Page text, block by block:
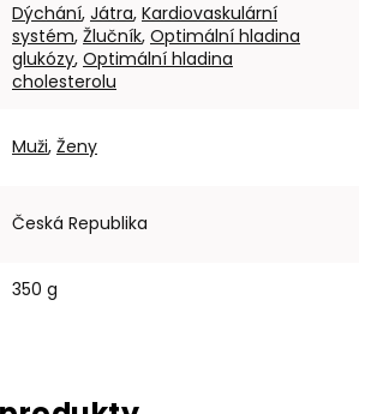
Dýchání, Játra, Kardiovaskulární
systém, Žlučník, Optimální hladina
glukózy, Optimální hladina
cholesterolu
Muži, Ženy
Česká Republika
350 g